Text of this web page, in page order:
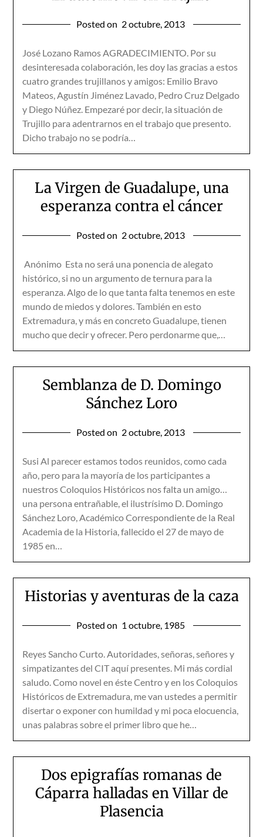
Posted on 2 octubre, 2013
José Lozano Ramos AGRADECIMIENTO. Por su
desinteresada colaboración, les doy las gracias a estos
cuatro grandes trujillanos y amigos: Emilio Bravo
Mateos, Agustín Jiménez Lavado, Pedro Cruz Delgado
y Diego Núñez. Empezaré por decir, la situación de
Trujillo para adentrarnos en el trabajo que presento.
Dicho trabajo no se podría…
La Virgen de Guadalupe, una
esperanza contra el cáncer
Posted on 2 octubre, 2013
Anónimo Esta no será una ponencia de alegato
histórico, si no un argumento de ternura para la
esperanza. Algo de lo que tanta falta tenemos en este
mundo de miedos y dolores. También en esto
Extremadura, y más en concreto Guadalupe, tienen
mucho que decir y ofrecer. Pero perdonarme que,…
Semblanza de D. Domingo
Sánchez Loro
Posted on 2 octubre, 2013
Susi Al parecer estamos todos reunidos, como cada
año, pero para la mayoría de los participantes a
nuestros Coloquios Históricos nos falta un amigo…
una persona entrañable, el ilustrísimo D. Domingo
Sánchez Loro, Académico Correspondiente de la Real
Academia de la Historia, fallecido el 27 de mayo de
1985 en…
Historias y aventuras de la caza
Posted on 1 octubre, 1985
Reyes Sancho Curto. Autoridades, señoras, señores y
simpatizantes del CIT aquí presentes. Mi más cordial
saludo. Como novel en éste Centro y en los Coloquios
Históricos de Extremadura, me van ustedes a permitir
disertar o exponer con humildad y mi poca elocuencia,
unas palabras sobre el primer libro que he…
Dos epigrafías romanas de
Cáparra halladas en Villar de
Plasencia